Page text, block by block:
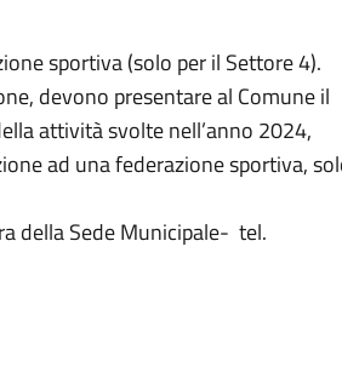
sportiva (solo per il Settore 4).
devono presentare al Comune il
attività svolte nell’anno 2024,
ad una federazione sportiva,
della Sede Municipale- tel.